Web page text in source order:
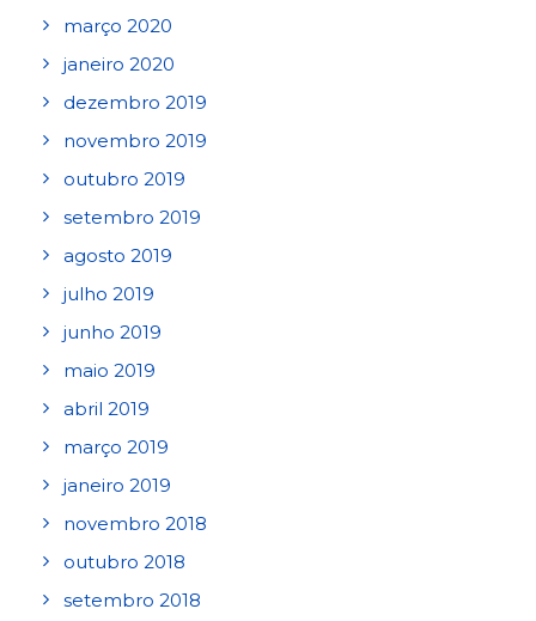
março 2020
janeiro 2020
dezembro 2019
novembro 2019
outubro 2019
setembro 2019
agosto 2019
julho 2019
junho 2019
maio 2019
abril 2019
março 2019
janeiro 2019
novembro 2018
outubro 2018
setembro 2018